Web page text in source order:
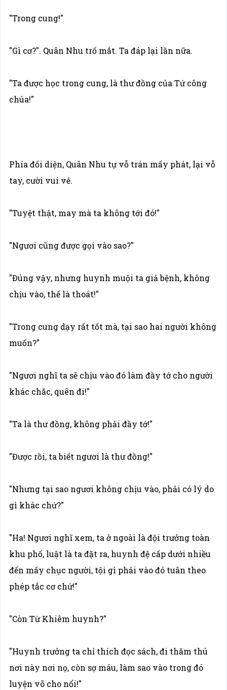
"Trong cung!"
"Gì cơ?". Quân Nhu trố mắt. Ta đáp lại lần nữa.
"Ta được học trong cung, là thư đồng của Tứ công
chúa!"
Phía đối diện, Quân Nhu tự vỗ trán mấy phát, lại vỗ
tay, cười vui vẻ.
"Tuyệt thật, may mà ta không tới đó!"
"Ngươi cũng được gọi vào sao?"
"Đúng vậy, nhưng huynh muội ta giả bệnh, không
chịu vào, thế là thoát!"
"Trong cung dạy rất tốt mà, tại sao hai người không
muốn?"
"Ngươi nghĩ ta sẽ chịu vào đó làm đầy tớ cho người
khác chắc, quên đi!"
"Ta là thư đồng, không phải đầy tớ!"
"Được rồi, ta biết ngươi là thư đồng!"
"Nhưng tại sao ngươi không chịu vào, phải có lý do
gì khác chứ?"
"Ha! Ngươi nghĩ xem, ta ở ngoài là đội trưởng toàn
khu phố, luật là ta đặt ra, huynh đệ cấp dưới nhiều
đến mấy chục người, tội gì phải vào đó tuân theo
phép tắc cơ chứ!"
"Còn Từ Khiêm huynh?"
"Huynh trưởng ta chỉ thích đọc sách, đi thăm thú
nơi này nơi nọ, còn sợ máu, làm sao vào trong đó
luyện võ cho nổi!"